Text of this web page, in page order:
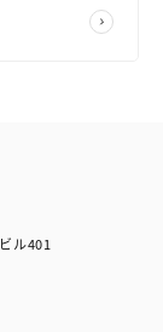
ル401